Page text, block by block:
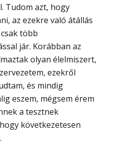
Tudom azt, hogy
az ezekre való átállás
több
jár. Korábban az
olyan élelmiszert,
ezekről
és mindig
eszem, mégsem érem
a tesztnek
következetesen